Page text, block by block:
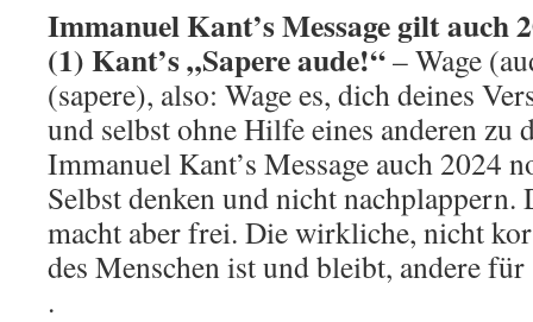
Immanuel Kant’s Message gilt auch
(1) Kant’s „Sapere aude!“– Wage
(sapere), also: Wage es, dich deines
und selbst ohne Hilfe eines anderen zu
Immanuel Kant’s Message auch 2024
Selbst denken und nicht nachplappern.
macht aber frei. Die wirkliche, nicht
des Menschen ist und bleibt, andere für
.